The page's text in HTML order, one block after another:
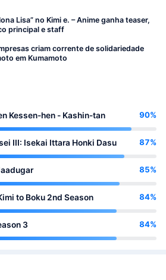
Lisa” no Kimi e. – Anime ganha teaser,
principal e staff
criam corrente de solidariedade
em Kumamoto
Kessen-hen - Kashin-tan 90%
III: Isekai Ittara Honki Dasu 87%
85%
to Boku 2nd Season 84%
3 84%